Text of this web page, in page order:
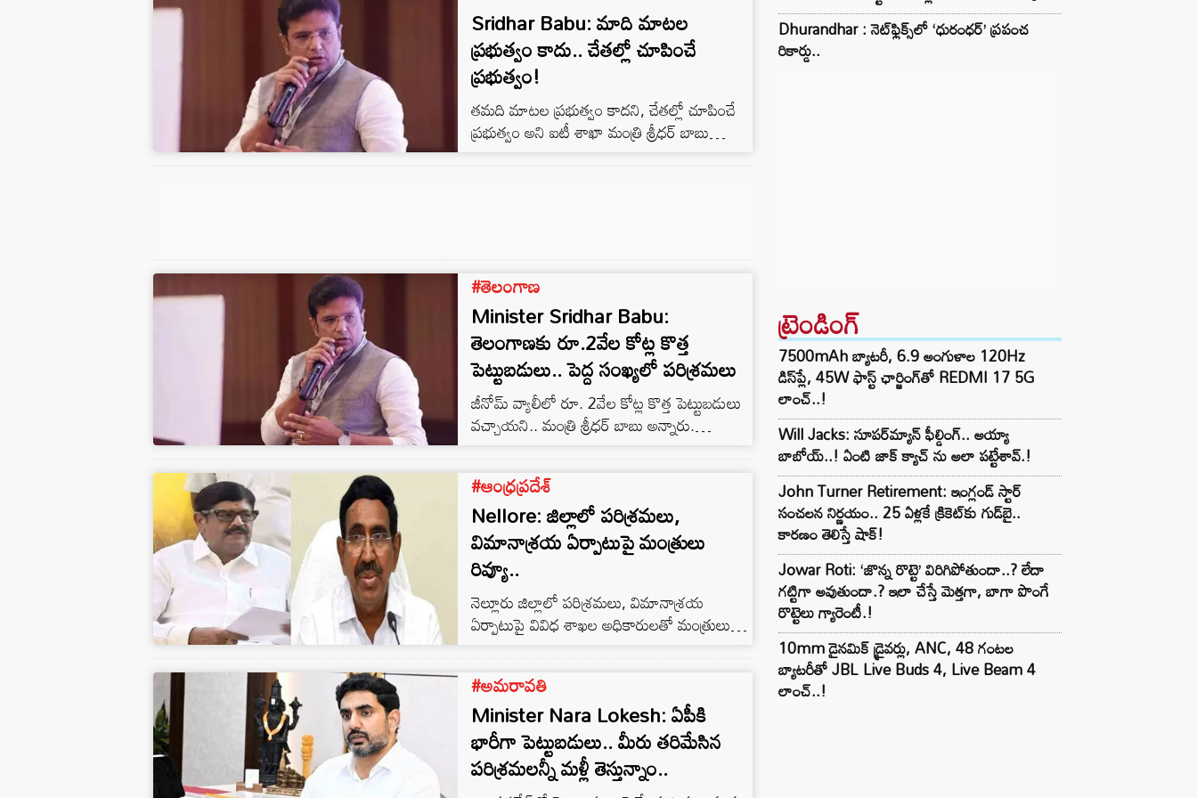
పెట్టుబడులు విస్తృతమైన తర్వాత ఆసక్తి ఎక్కువైంది.
అచ్యుతాపురం, పరవాడలో ఫార్మా పెట్టుబడులు రాగా
వందల సంఖ్యలో కంపెనీలు వెలిశాయి. భవిష్యత్తులో
పెట్టుబడులకు విశాఖ – చెన్నై ఇండస్ట్రియల్ కారిడార్
కీలకమని ప్రభుత్వాలు భావిస్తున్నాయి. ఈ
తరుణంలోనే…
Sridhar Babu: మాది మాటల
ప్రభుత్వం కాదు.. చేతల్లో చూపించే
ప్రభుత్వం!
తమది మాటల ప్రభుత్వం కాదని, చేతల్లో చూపించే
ప్రభుత్వం అని ఐటీ శాఖా మంత్రి శ్రీధర్ బాబు
మారిందన్నారు. పెట్టుబడుల విషయంలో ప్రతిపక్షాలు
మెరుగైన అవకాశాలు కల్పిస్తోందని, తెలంగాణ
ప్రభుత్వం ప్రోత్సాహకాలు చూసి శైవ గ్రూప్ సంస్థ
పెట్టుబడులు పెట్టేందుకు ఒప్పుకుందని తెలిపారు. 18
నెలల్లో 3 లక్షల…
#తెలంగాణ
Minister Sridhar Babu:
తెలంగాణకు రూ.2వేల కోట్ల కొత్త
పెట్టుబడులు.. పెద్ద సంఖ్యలో పరిశ్రమలు
జీనోమ్ వ్యాలీలో రూ. 2వేల కోట్ల కొత్త పెట్టుబడులు
వచ్చాయని.. మంత్రి శ్రీధర్ బాబు అన్నారు.
తెలంగాణకు వచ్చాయని తెలిపారు. డిజిటల్ హెల్త్
విషయంలో పరిశ్రమలకు ప్రోత్సాహకాలు
అందిస్తున్నామని చెప్పారు. తెలంగాణ రాష్ట్రాన్ని హెల్త్
హబ్ గా తయారు చేయబోతున్నట్లు తెలిపారు.
MSME పాలసీని మరింత పటిష్టంగా తెచ్చామని..
చిన్న, మధ్య తరగతి పరిశ్రమల వల్ల ఉపాధి
ఎక్కువగా ఉంటుందని వివరించారు.
#ఆంధ్రప్రదేశ్
Nellore: జిల్లాలో పరిశ్రమలు,
విమానాశ్రయ ఏర్పాటుపై మంత్రులు
రివ్యూ..
నెల్లూరు జిల్లాలో పరిశ్రమలు, విమానాశ్రయ
ఏర్పాటుపై వివిధ శాఖల అధికారులతో మంత్రులు
#అమరావతి
Minister Nara Lokesh: ఏపీకి
భారీగా పెట్టుబడులు.. మీరు తరిమేసిన
పరిశ్రమలన్నీ మళ్లీ తెస్తున్నాం..
Dhurandhar : నెట్‌ఫ్లిక్స్‌లో ‘ధురంధర్’ ప్రపంచ
రికార్డు..
ట్రెండింగ్‌
7500mAh బ్యాటరీ, 6.9 అంగుళాల 120Hz
డిస్‌ప్లే, 45W ఫాస్ట్ ఛార్జింగ్‌తో REDMI 17 5G
లాంచ్..!
Will Jacks: సూపర్‌మ్యాన్ ఫీల్డింగ్.. అయ్యా
బాబోయ్..! ఏంటి జాక్ క్యాచ్ ను అలా పట్టేశావ్.!
John Turner Retirement: ఇంగ్లండ్ స్టార్
సంచలన నిర్ణయం.. 25 ఏళ్లకే క్రికెట్‌కు గుడ్‌బై..
కారణం తెలిస్తే షాక్!
Jowar Roti: ‘జొన్న రొట్టె’ విరిగిపోతుందా..? లేదా
గట్టిగా అవుతుందా.? ఇలా చేస్తే మెత్తగా, బాగా పొంగే
రొట్టెలు గ్యారెంటీ.!
10mm డైనమిక్ డ్రైవర్లు, ANC, 48 గంటల
బ్యాటరీతో JBL Live Buds 4, Live Beam 4
లాంచ్..!